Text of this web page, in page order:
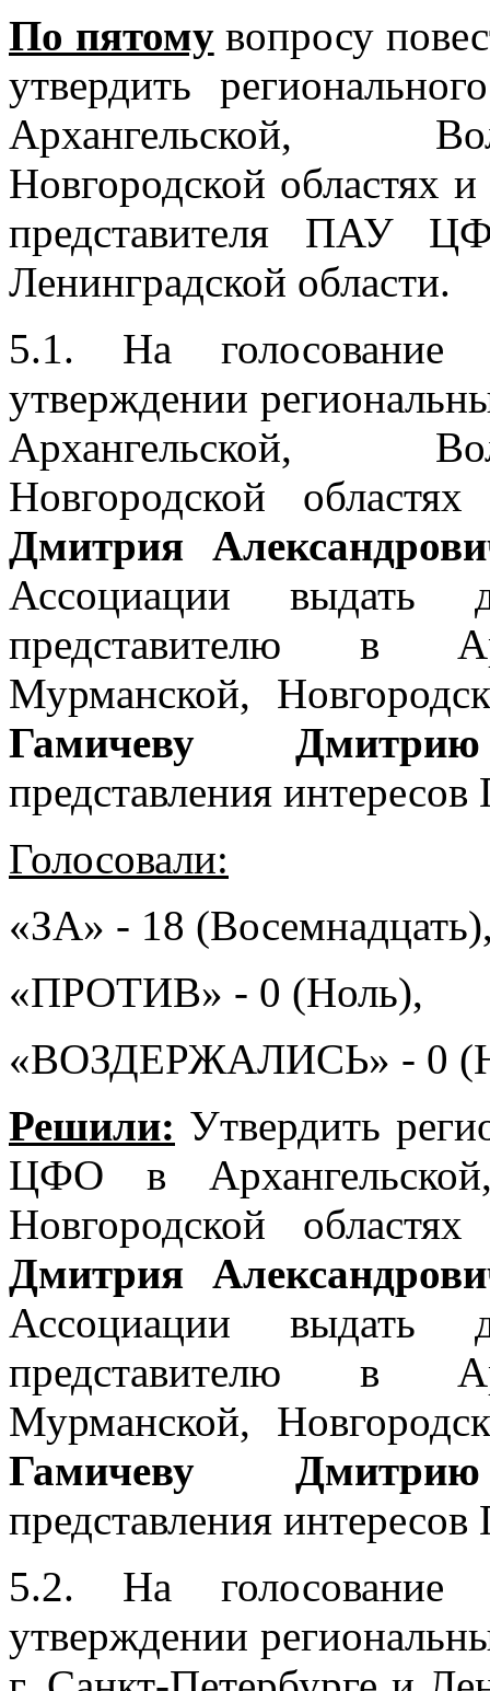
По пятомувопросу
утвердить
Архангельской,
Новгородской областях
представителя ПАУ
Ленинградской области.
5.1. На голосование
утверждении
Архангельской,
Новгородской
Дмитрия
Ассоциации выдать
представителю в
Мурманской,
Гамичеву
представления
Голосовали:
«ЗА» - 18
«ПРОТИВ» - 0 (Ноль),
«ВОЗДЕРЖАЛИСЬ» - 0
Решили: Утвердить
ЦФО в
Новгородской
Дмитрия
Ассоциации выдать
представителю в
Мурманской,
Гамичеву
представления
5.2. На голосование
утверждении